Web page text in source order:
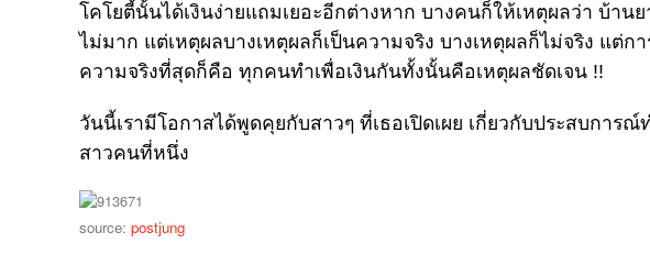
โคโยตี้นั้นได้เงินง่ายแถมเยอะอีกต่างหาก บางคนก็ให้เหตุผลว่า บ้าน
ไม่มาก แต่เหตุผลบางเหตุผลก็เป็นความจริง บางเหตุผลก็ไม่จริง แต่
ความจริงที่สุดก็คือ ทุกคนทำเพื่อเงินกันทั้งนั้นคือเหตุผลชัดเจน !!
วันนี้เรามีโอกาสได้พูดคุยกับสาวๆ ที่เธอเปิดเผย เกี่ยวกับประสบการ
สาวคนที่หนึ่ง
source: postjung